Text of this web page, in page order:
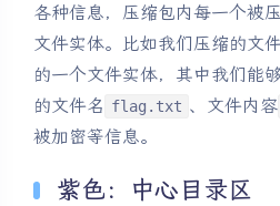
各种信息，压缩包内每一个被
文件实体。比如我们压缩的文
的一个文件实体，其中我们能
的文件名 flag.txt 、文件内容
被加密等信息。
紫色：中心目录区